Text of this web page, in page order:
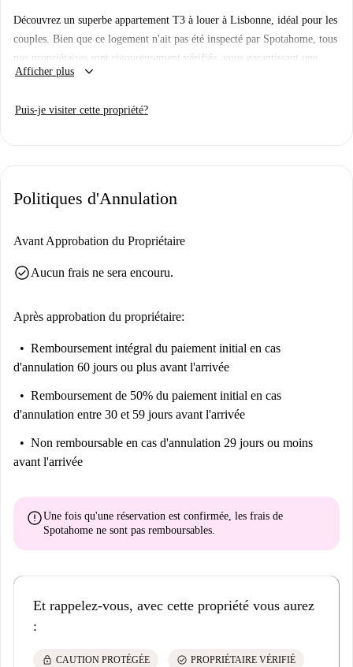
Découvrez un superbe appartement T3 à louer à Lisbonne, idéal pour les
couples. Bien que ce logement n'ait pas été inspecté par Spotahome, tous
nos propriétaires sont rigoureusement vérifiés, vous garantissant une
location sûre et fiable.
Afficher plus keyboard_arrow_down
Puis-je visiter cette propriété?
Politiques d'Annulation
Avant Approbation du Propriétaire
check_circleAucun frais ne sera encouru.
Après approbation du propriétaire:
Remboursement intégral du paiement initial en cas
d'annulation 60 jours ou plus avant l'arrivée
Remboursement de 50% du paiement initial en cas
d'annulation entre 30 et 59 jours avant l'arrivée
Non remboursable en cas d'annulation 29 jours ou moins
avant l'arrivée
errorUne fois qu'une réservation est confirmée, les frais de
Spotahome ne sont pas remboursables.
Et rappelez-vous, avec cette propriété vous aurez
:
lock CAUTION PROTÉGÉE check_circle PROPRIÉTAIRE VÉRIFIÉ